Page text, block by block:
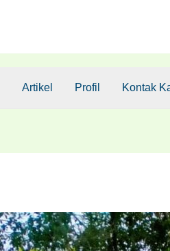
Artikel Profil Kontak